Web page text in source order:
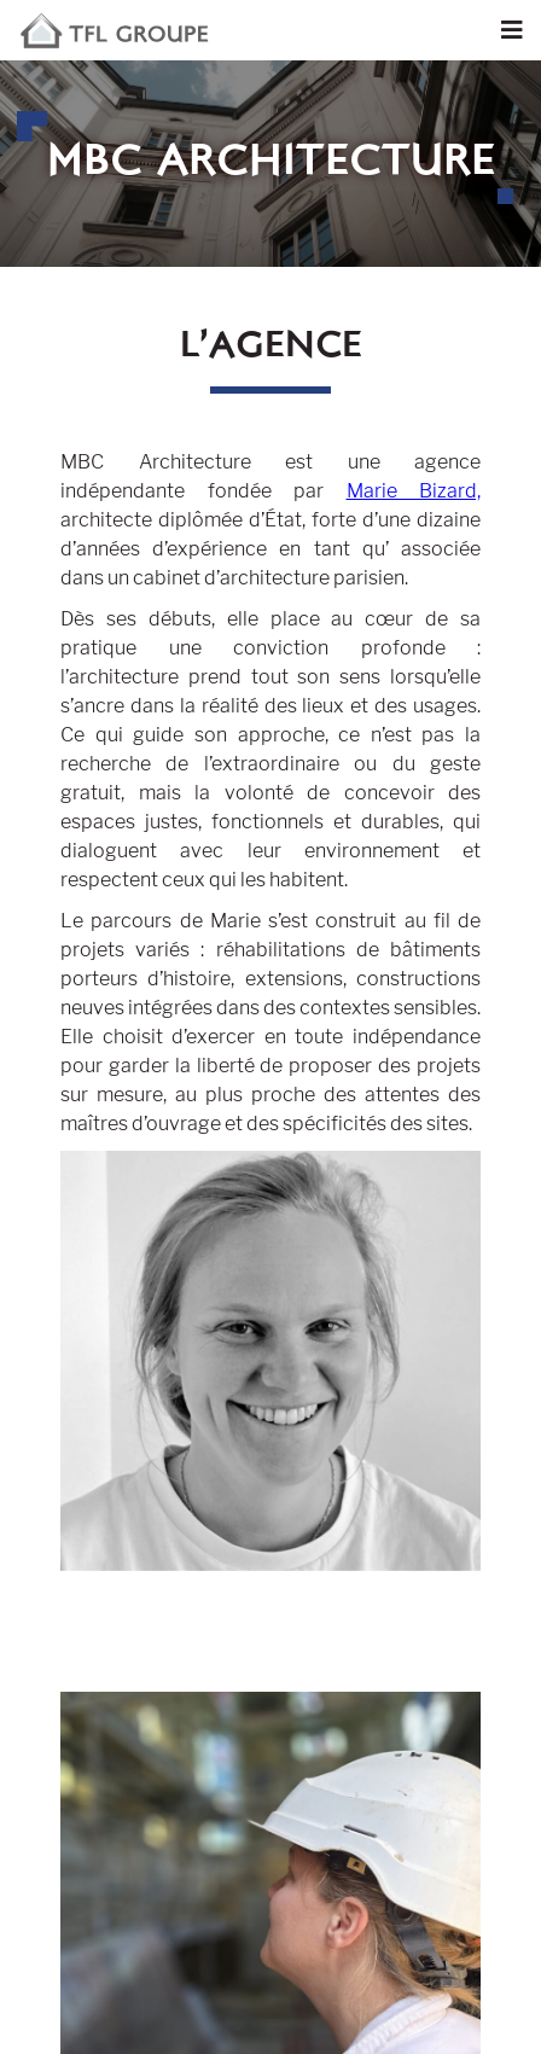
MBC ARCHITECTURE
L’AGENCE
MBC Architecture est une agence
indépendante fondée par
Marie Bizard,
architecte diplômée d’État, forte d’une dizaine
d’années d’expérience en tant qu’ associée
dans un cabinet d’architecture parisien.
Dès ses débuts, elle place au cœur de sa
pratique une conviction profonde :
l’architecture prend tout son sens lorsqu’elle
s’ancre dans la réalité des lieux et des usages.
Ce qui guide son approche, ce n’est pas la
recherche de l’extraordinaire ou du geste
gratuit, mais la volonté de concevoir des
espaces justes, fonctionnels et durables, qui
dialoguent avec leur environnement et
respectent ceux qui les habitent.
Le parcours de Marie s’est construit au fil de
projets variés : réhabilitations de bâtiments
porteurs d’histoire, extensions, constructions
neuves intégrées dans des contextes sensibles.
Elle choisit d’exercer en toute indépendance
pour garder la liberté de proposer des projets
sur mesure, au plus proche des attentes des
maîtres d’ouvrage et des spécificités des sites.